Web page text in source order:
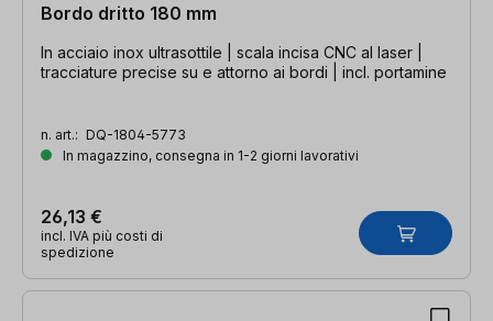
Bordo dritto 180 mm
In acciaio inox ultrasottile | scala incisa CNC al laser |
tracciature precise su e attorno ai bordi | incl. portamine
n. art.: DQ-1804-5773
In magazzino, consegna in 1-2 giorni lavorativi
26,13 €
incl. IVA più costi di
spedizione